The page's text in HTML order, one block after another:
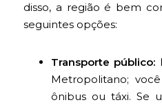
disso, a região é bem
seguintes opções:
Transporte público:
Metropolitano;
ônibus ou táxi. Se